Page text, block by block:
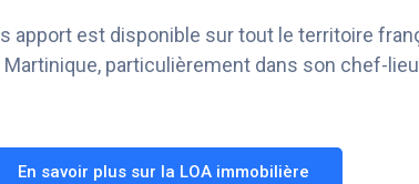
apport est disponible sur tout le territoire
particulièrement dans son chef-
En savoir plus sur la LOA immobilière